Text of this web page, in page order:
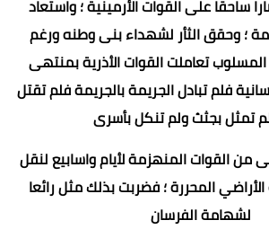
ساحقا على القوات الأرمينية ؛ واستعاد
؛ وحقق الثأر لشهداء بنى وطنه ورغم
المسلوب تعاملت القوات الأذرية بمنتهى
فلم تبادل الجريمة بالجريمة فلم تقتل
تمثل بجثث ولم تنكل بأسرى
القوات المنهزمة لأيام واسابيع لنقل
المحررة ؛ فضربت بذلك مثل رائعا
لشهامة الفرسان